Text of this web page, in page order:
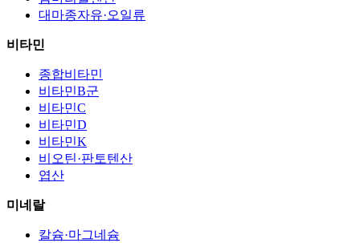
대마종자유·오일류
비타민
종합비타민
비타민B군
비타민C
비타민D
비타민K
비오틴·판토텐산
엽산
미네랄
칼슘·마그네슘